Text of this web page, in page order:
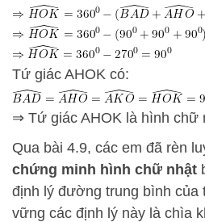
Tứ giác AHOK có:
⇒ Tứ giác AHOK là hình chữ
Qua bài 4.9, các em đã rèn
chứng minh hình chữ nhật
định lý đường trung bình của
vững các định lý này là chìa